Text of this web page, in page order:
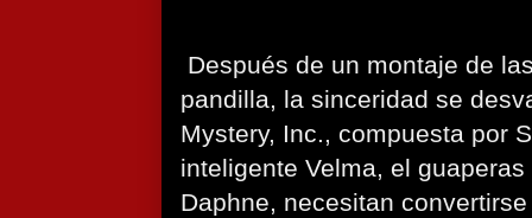
Después de un montaje de
pandilla, la sinceridad se
Mystery, Inc., compuesta por
inteligente Velma, el
Daphne, necesitan